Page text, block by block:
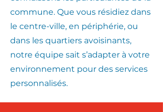
commune. Que vous résidiez dans
le centre-ville, en périphérie, ou
dans les quartiers avoisinants,
notre équipe sait s’adapter à votre
environnement pour des services
personnalisés.